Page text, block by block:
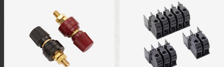
联系我们